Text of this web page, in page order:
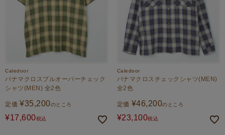
Caledoor
パナマクロスプルオーバーチェック
シャツ(MEN) 全2色
定価 ¥35,200のところ
¥17,600税込
Caledoor
パナマクロスチェックシャツ(MEN)
全2色
定価 ¥46,200のところ
¥23,100税込